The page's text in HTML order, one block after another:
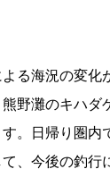
る海況の変化
野灘のキハダ
。日帰り圏内
、今後の釣行